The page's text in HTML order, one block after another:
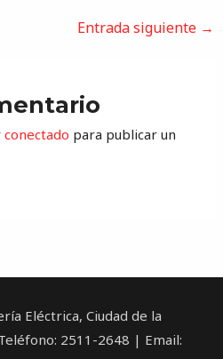
Entrada siguiente →
conectado para publicar un
Eléctrica, Ciudad de la
2511-2648 | Email: